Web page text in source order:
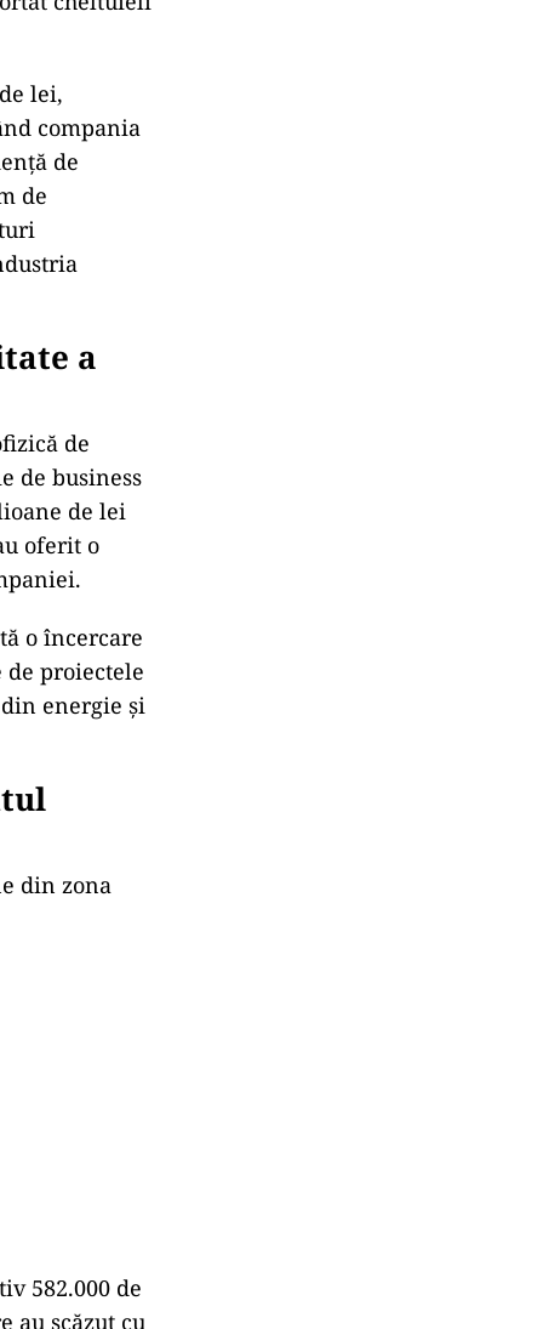
lei,
compania
de
de
a
de
de business
de lei
oferit o
o încercare
proiectele
energie și
din zona
582.000 de
au scăzut cu